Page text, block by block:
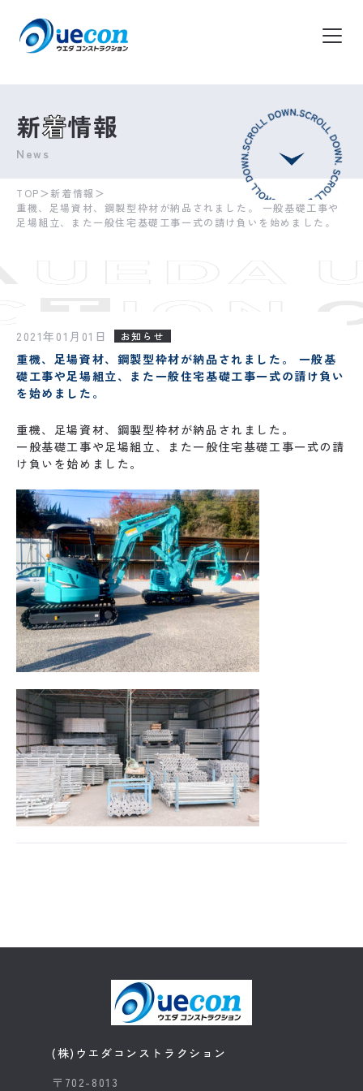
新着情報
News
TOP＞新着情報 ＞
重機、足場資材、鋼製型枠材が納品されました。 一般基礎工事や
足場組立、また一般住宅基礎工事一式の請け負いを始めました。
2021年01月01日 お知らせ
重機、足場資材、鋼製型枠材が納品されました。 一般基
礎工事や足場組立、また一般住宅基礎工事一式の請け負い
を始めました。
重機、足場資材、鋼製型枠材が納品されました。
一般基礎工事や足場組立、また一般住宅基礎工事一式の請
け負いを始めました。
(株)ウエダコンストラクション
〒702-8013